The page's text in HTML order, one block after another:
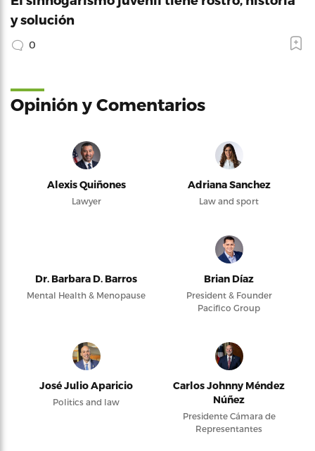
y solución
0
Opinión y Comentarios
Alexis Quiñones
Lawyer
Adriana Sanchez
Law and sport
Dr. Barbara D. Barros
Mental Health & Menopause
Brian Díaz
President & Founder
Pacifico Group
José Julio Aparicio
Politics and law
Carlos Johnny Méndez
Núñez
Presidente Cámara de
Representantes